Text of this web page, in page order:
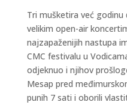
Tri mušketira već
velikim open-air
najzapaženijih nastupa
CMC festivalu u
odjeknuo i njihov
Mesap pred
punih 7 sati i oborili